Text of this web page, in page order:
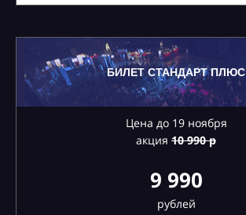
БИЛЕТ СТАНДАРТ ПЛЮС
Цена до 19 ноября
акция 10990 р
9 990
рублей